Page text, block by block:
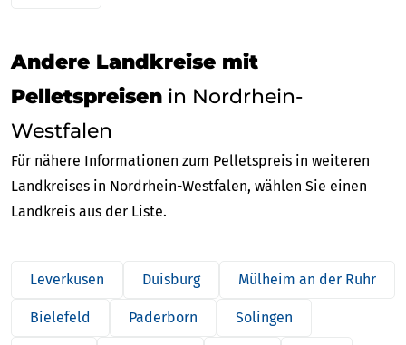
Andere Landkreise mit
Pelletspreisen in Nordrhein-
Westfalen
Für nähere Informationen zum Pelletspreis in weiteren
Landkreises in Nordrhein-Westfalen, wählen Sie einen
Landkreis aus der Liste.
Leverkusen Duisburg Mülheim an der Ruhr
Bielefeld Paderborn Solingen